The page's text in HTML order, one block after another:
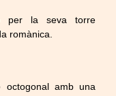
per la seva torre
romànica.
octogonal amb una